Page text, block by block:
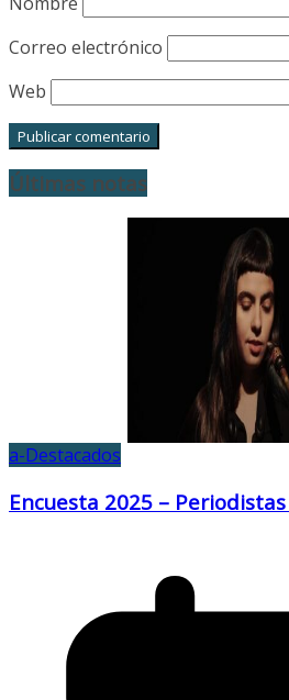
Correo electrónico
Web
Últimas notas
a-Destacados
Encuesta 2025 –